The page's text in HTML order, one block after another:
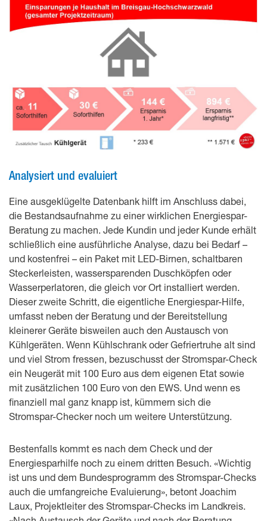
Analysiert und evaluiert
Eine ausgeklügelte Datenbank hilft im Anschluss dabei,
die Bestandsaufnahme zu einer wirklichen Energiespar-
Beratung zu machen. Jede Kundin und jeder Kunde erhält
schließlich eine ausführliche Analyse, dazu bei Bedarf –
und kostenfrei – ein Paket mit LED-Birnen, schaltbaren
Steckerleisten, wassersparenden Duschköpfen oder
Wasserperlatoren, die gleich vor Ort installiert werden.
Dieser zweite Schritt, die eigentliche Energiespar-Hilfe,
umfasst neben der Beratung und der Bereitstellung
kleinerer Geräte bisweilen auch den Austausch von
Kühlgeräten. Wenn Kühlschrank oder Gefriertruhe alt sind
und viel Strom fressen, bezuschusst der Stromspar-Check
ein Neugerät mit 100 Euro aus dem eigenen Etat sowie
mit zusätzlichen 100 Euro von den EWS. Und wenn es
finanziell mal ganz knapp ist, kümmern sich die
Stromspar-Checker noch um weitere Unterstützung.
Bestenfalls kommt es nach dem Check und der
Energiesparhilfe noch zu einem dritten Besuch. «Wichtig
ist uns und dem Bundesprogramm des Stromspar-Checks
auch die umfangreiche Evaluierung», betont Joachim
Laux, Projektleiter des Stromspar-Checks im Landkreis.